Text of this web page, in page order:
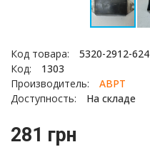
Код товара:
5320-2912-624
Код:
1303
Производитель:
АВРТ
Доступность:
На складе
281 грн